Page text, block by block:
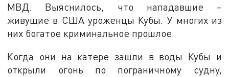
МВД. Выяснилось, что нападавшие –
живущие в США уроженцы Кубы. У многих из
них богатое криминальное прошлое.
Когда они на катере зашли в воды Кубы и
открыли огонь по пограничному судну,